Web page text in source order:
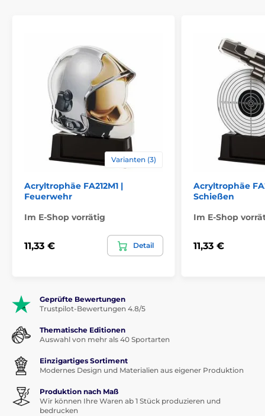
Varianten (3)
Acryltrophäe FA212M1 |
Feuerwehr
Im E-Shop vorrätig
11,33 € Detail
Acryltrophäe
Schießen
Im E-Shop
11,33 €
Geprüfte Bewertungen
Trustpilot-Bewertungen 4.8/5
Thematische Editionen
Auswahl von mehr als 40 Sportarten
Einzigartiges Sortiment
Modernes Design und Materialien aus eigener Produktion
Produktion nach Maß
Wir können Ihre Waren ab 1 Stück produzieren und
bedrucken